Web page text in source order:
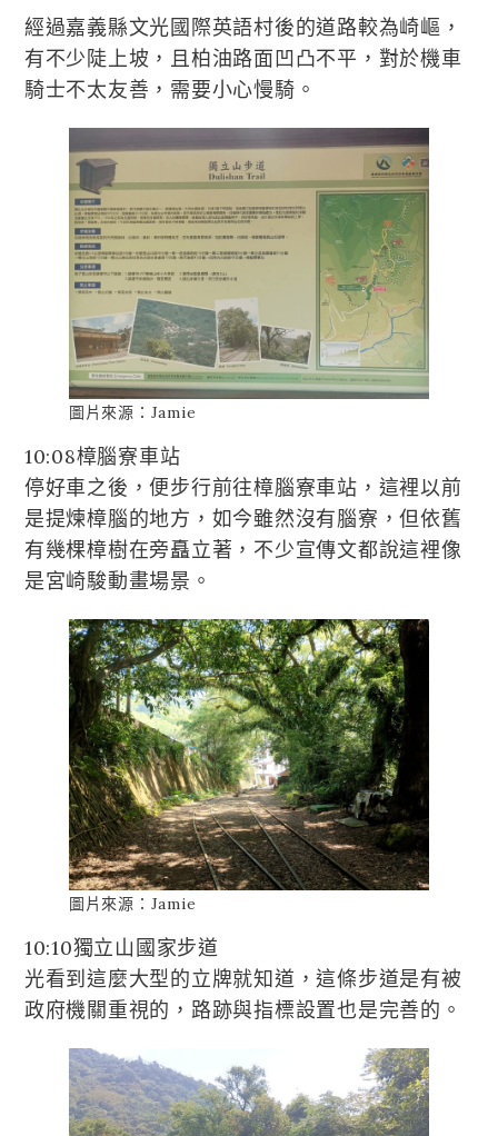
經過嘉義縣文光國際英語村後的道路較為崎嶇，
有不少陡上坡，且柏油路面凹凸不平，對於機車
騎士不太友善，需要小心慢騎。
圖片來源：Jamie
10:08樟腦寮車站
停好車之後，便步行前往樟腦寮車站，這裡以前
是提煉樟腦的地方，如今雖然沒有腦寮，但依舊
有幾棵樟樹在旁矗立著，不少宣傳文都說這裡像
是宮崎駿動畫場景。
圖片來源：Jamie
10:10獨立山國家步道
光看到這麼大型的立牌就知道，這條步道是有被
政府機關重視的，路跡與指標設置也是完善的。